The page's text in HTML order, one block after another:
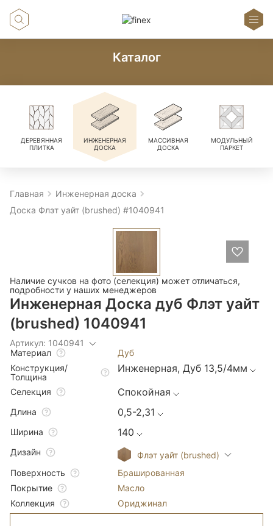
Каталог
ДЕРЕВЯННАЯ
ПЛИТКА
ИНЖЕНЕРНАЯ
ДОСКА
МАССИВНАЯ
ДОСКА
МОДУЛЬНЫЙ
ПАРКЕТ
Главная
Инженерная доска
Доска Флэт уайт (brushed) #1040941
Наличие сучков на фото (селекция) может отличаться,
подробности у наших менеджеров
Инженерная Доска дуб Флэт уайт
(brushed) 1040941
Артикул: 1040941
Материал
Дуб
Конструкция/
Толщина
Инженерная, Дуб 13,5/4мм
Селекция Спокойная
Длина 0,5-2,31
Ширина 140
Дизайн
Флэт уайт (brushed)
Поверхность
Брашированная
Покрытие
Масло
Коллекция
Ориджинал